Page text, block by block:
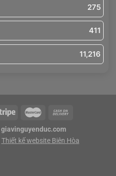
275
411
11,216
giavinguyenduc.com
Thiết kế website Biên Hòa